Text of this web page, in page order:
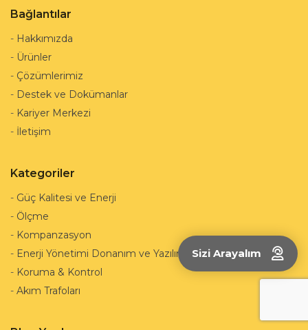
Bağlantılar
- Hakkımızda
- Ürünler
- Çözümlerimiz
- Destek ve Dokümanlar
- Kariyer Merkezi
- İletişim
Kategoriler
- Güç Kalitesi ve Enerji
- Ölçme
- Kompanzasyon
- Enerji Yönetimi Donanım ve Yazılımları
- Koruma & Kontrol
- Akım Trafoları
Sizi Arayalım